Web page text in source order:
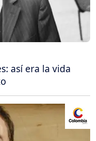
así era la vida